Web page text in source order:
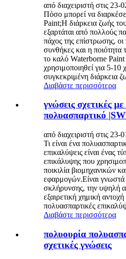
από διαχειριστή στις 23-
Πόσο μπορεί να
Paint;Η διάρκεια ζωής
εξαρτάται από πολλούς
πάχος της επίστρωσης, οι
συνθήκες και η ποιότητα
το καλό Waterborne Paint
χρησιμοποιηθεί για 5-10
συγκεκριμένη διάρκεια
Διαβάστε περισσότερα
γνώσεις σχετικές με
πολυασπαρτικό
από διαχειριστή στις 23-
Τι είναι ένα
επικαλύψεις είναι ένας
επικάλυψης που
ποικιλία βιομηχανικών
εφαρμογών.Είναι γνωστά
σκλήρυνσης, την υψηλή
εξαιρετική χημική
πολυασπαρτικές
Διαβάστε περισσότερα
πολυουρία
σχετικές γνώσεις